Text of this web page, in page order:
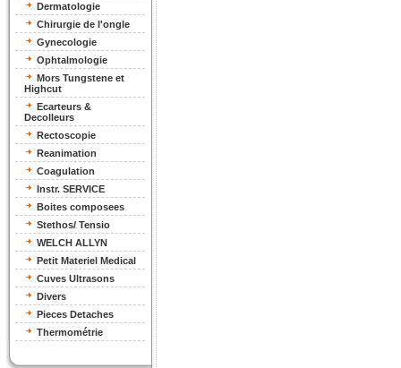
Dermatologie
Chirurgie de l'ongle
Gynecologie
Ophtalmologie
Mors Tungstene et
Highcut
Ecarteurs &
Decolleurs
Rectoscopie
Reanimation
Coagulation
Instr. SERVICE
Boites composees
Stethos/ Tensio
WELCH ALLYN
Petit Materiel Medical
Cuves Ultrasons
Divers
Pieces Detaches
Thermométrie